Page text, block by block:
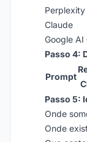
Perplexity
Claude
Google
Passo 4:
Prompt
Passo 5:
Onde
Onde